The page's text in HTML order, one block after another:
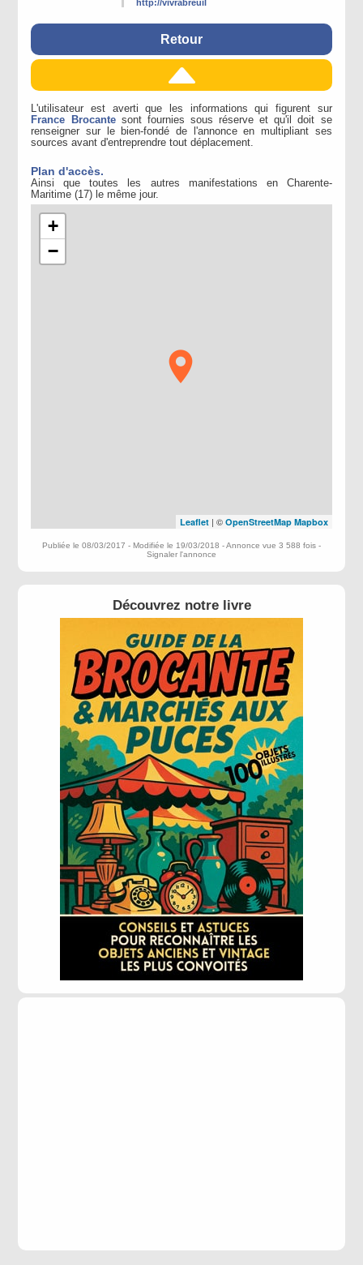
http://vivrabreuil
Retour
L'utilisateur est averti que les informations qui figurent sur
France Brocantesont fournies sous réserve et qu'il doit se
renseigner sur le bien-fondé de l'annonce en multipliant ses
sources avant d'entreprendre tout déplacement.
Plan d'accès.
Ainsi que toutes les autres manifestations en Charente-
Maritime (17) le même jour.
+
−
Leaflet| © OpenStreetMap Mapbox
Publiée le 08/03/2017 - Modifiée le 19/03/2018 - Annonce vue 3 588 fois -
Signaler l'annonce
Découvrez notre livre